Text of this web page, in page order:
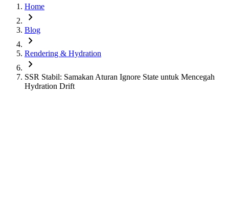
Home
chevron_right
Blog
chevron_right
Rendering & Hydration
chevron_right
SSR Stabil: Samakan Aturan Ignore State untuk Mencegah
Hydration Drift